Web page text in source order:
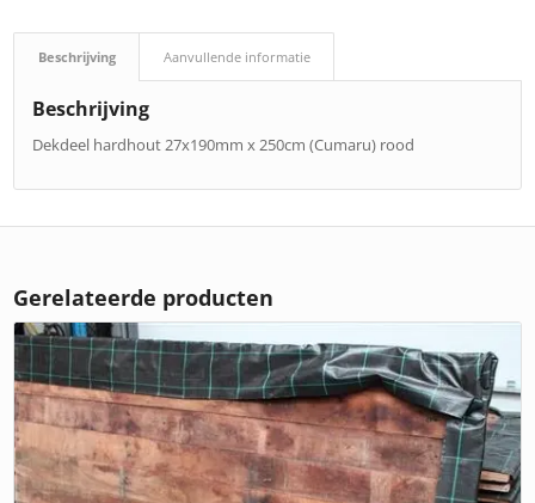
Beschrijving Aanvullende informatie
Beschrijving
Dekdeel hardhout 27x190mm x 250cm (Cumaru) rood
Gerelateerde producten